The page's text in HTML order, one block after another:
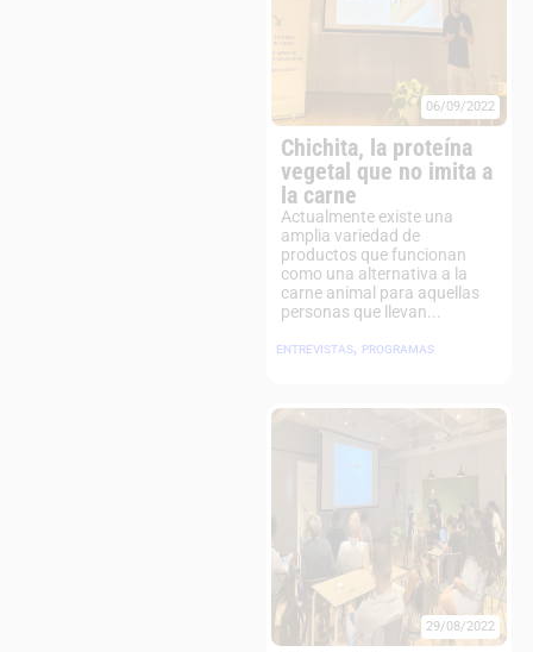
06/09/2022
Chichita, la proteína
vegetal que no imita a
la carne
Actualmente existe una
amplia variedad de
productos que funcionan
como una alternativa a la
carne animal para aquellas
personas que llevan...
ENTREVISTAS, PROGRAMAS
29/08/2022